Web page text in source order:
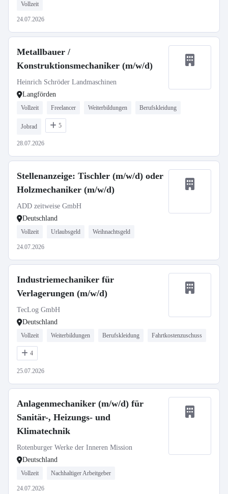
Vollzeit
24.07.2026
Metallbauer /
Konstruktionsmechaniker (m/w/d)
Heinrich Schröder Landmaschinen
Langförden
Vollzeit Freelancer Weiterbildungen Berufskleidung
Jobrad 5
28.07.2026
Stellenanzeige: Tischler (m/w/d) oder
Holzmechaniker (m/w/d)
ADD zeitweise GmbH
Deutschland
Vollzeit Urlaubsgeld Weihnachtsgeld
24.07.2026
Industriemechaniker für
Verlagerungen (m/w/d)
TecLog GmbH
Deutschland
Vollzeit Weiterbildungen Berufskleidung Fahrtkostenzuschuss
4
25.07.2026
Anlagenmechaniker (m/w/d) für
Sanitär-, Heizungs- und
Klimatechnik
Rotenburger Werke der Inneren Mission
Deutschland
Vollzeit Nachhaltiger Arbeitgeber
24.07.2026